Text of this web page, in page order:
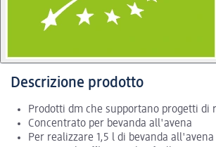
Descrizione prodotto
Prodotti dm che supportano progetti di
Concentrato per bevanda all'avena
Per realizzare 1,5 l di bevanda all'avena